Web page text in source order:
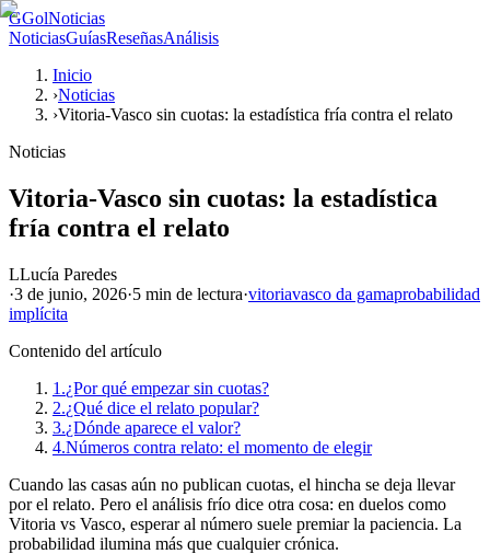
GGolNoticias
NoticiasGuíasReseñasAnálisis
Inicio
›Noticias
›Vitoria-Vasco sin cuotas: la estadística fría contra el relato
Noticias
Vitoria-Vasco sin cuotas: la estadística
fría contra el relato
LLucía Paredes
·3 de junio, 2026·5 min de lectura·vitoriavasco da gamaprobabilidad
implícita
Contenido del artículo
1.¿Por qué empezar sin cuotas?
2.¿Qué dice el relato popular?
3.¿Dónde aparece el valor?
4.Números contra relato: el momento de elegir
Cuando las casas aún no publican cuotas, el hincha se deja llevar
por el relato. Pero el análisis frío dice otra cosa: en duelos como
Vitoria vs Vasco, esperar al número suele premiar la paciencia. La
probabilidad ilumina más que cualquier crónica.